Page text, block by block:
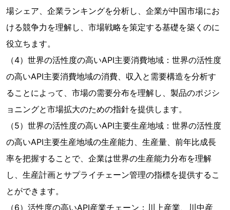
場シェア、企業ランキングを分析し、企業が中国市場にお
ける競争力を理解し、市場戦略を策定する基礎を築くのに
役立ちます。
（4）世界の活性度の高いAPI主要消費地域：世界の活性度
の高いAPI主要消費地域の消費、収入と需要構造を分析す
ることによって、市場の需要分布を理解し、製品のポジシ
ョニングと市場拡大のための指針を提供します。
（5）世界の活性度の高いAPI主要生産地域：世界の活性度
の高いAPI主要生産地域の生産能力、生産量、前年比成長
率を把握することで、企業は世界の生産能力分布を理解
し、生産計画とサプライチェーン管理の指標を提供するこ
とができます。
（6）活性度の高いAPI産業チェーン：川上産業、川中産